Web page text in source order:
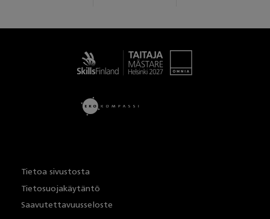
Tietoa sivustosta
Tietosuojakäytäntö
Saavutettavuusseloste